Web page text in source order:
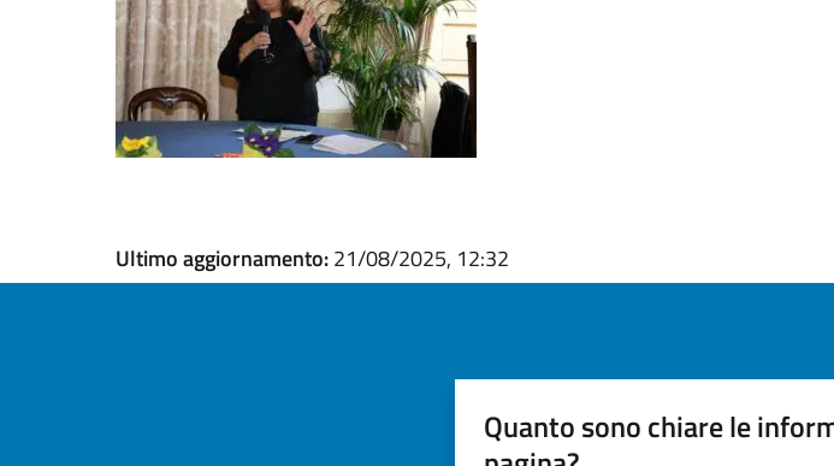
Ultimo aggiornamento:21/08/2025, 12:32
Quanto sono chiare le